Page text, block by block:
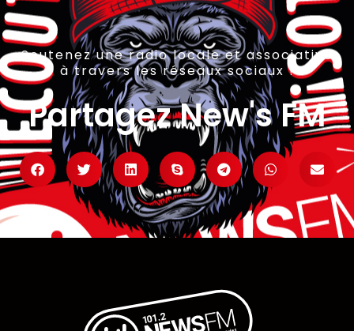
Soutenez une radio locale et associative
à travers les réseaux sociaux !
Partagez New's FM